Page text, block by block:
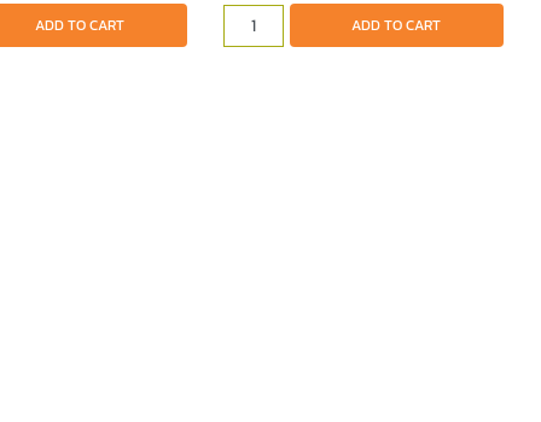
ADD TO CART ADD TO CART